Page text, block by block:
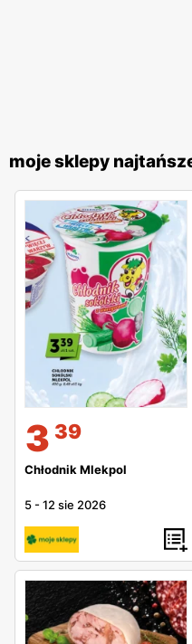
moje sklepy
3 39
Chłodnik Mlekpol
5 -12 sie 2026